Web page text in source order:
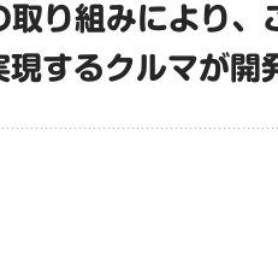
り組みにより、
するクルマが開